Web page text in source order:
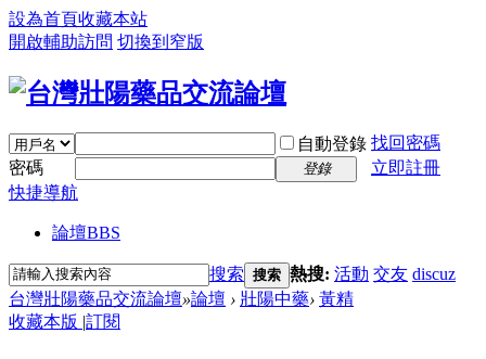
設為首頁收藏本站
開啟輔助訪問 切換到窄版
自動登錄 找回密碼
密碼
登錄
立即註冊
快捷導航
論壇BBS
搜索 搜索 熱搜: 活動 交友 discuz
台灣壯陽藥品交流論壇»論壇 › 壯陽中藥› 黃精
收藏本版 |訂閱